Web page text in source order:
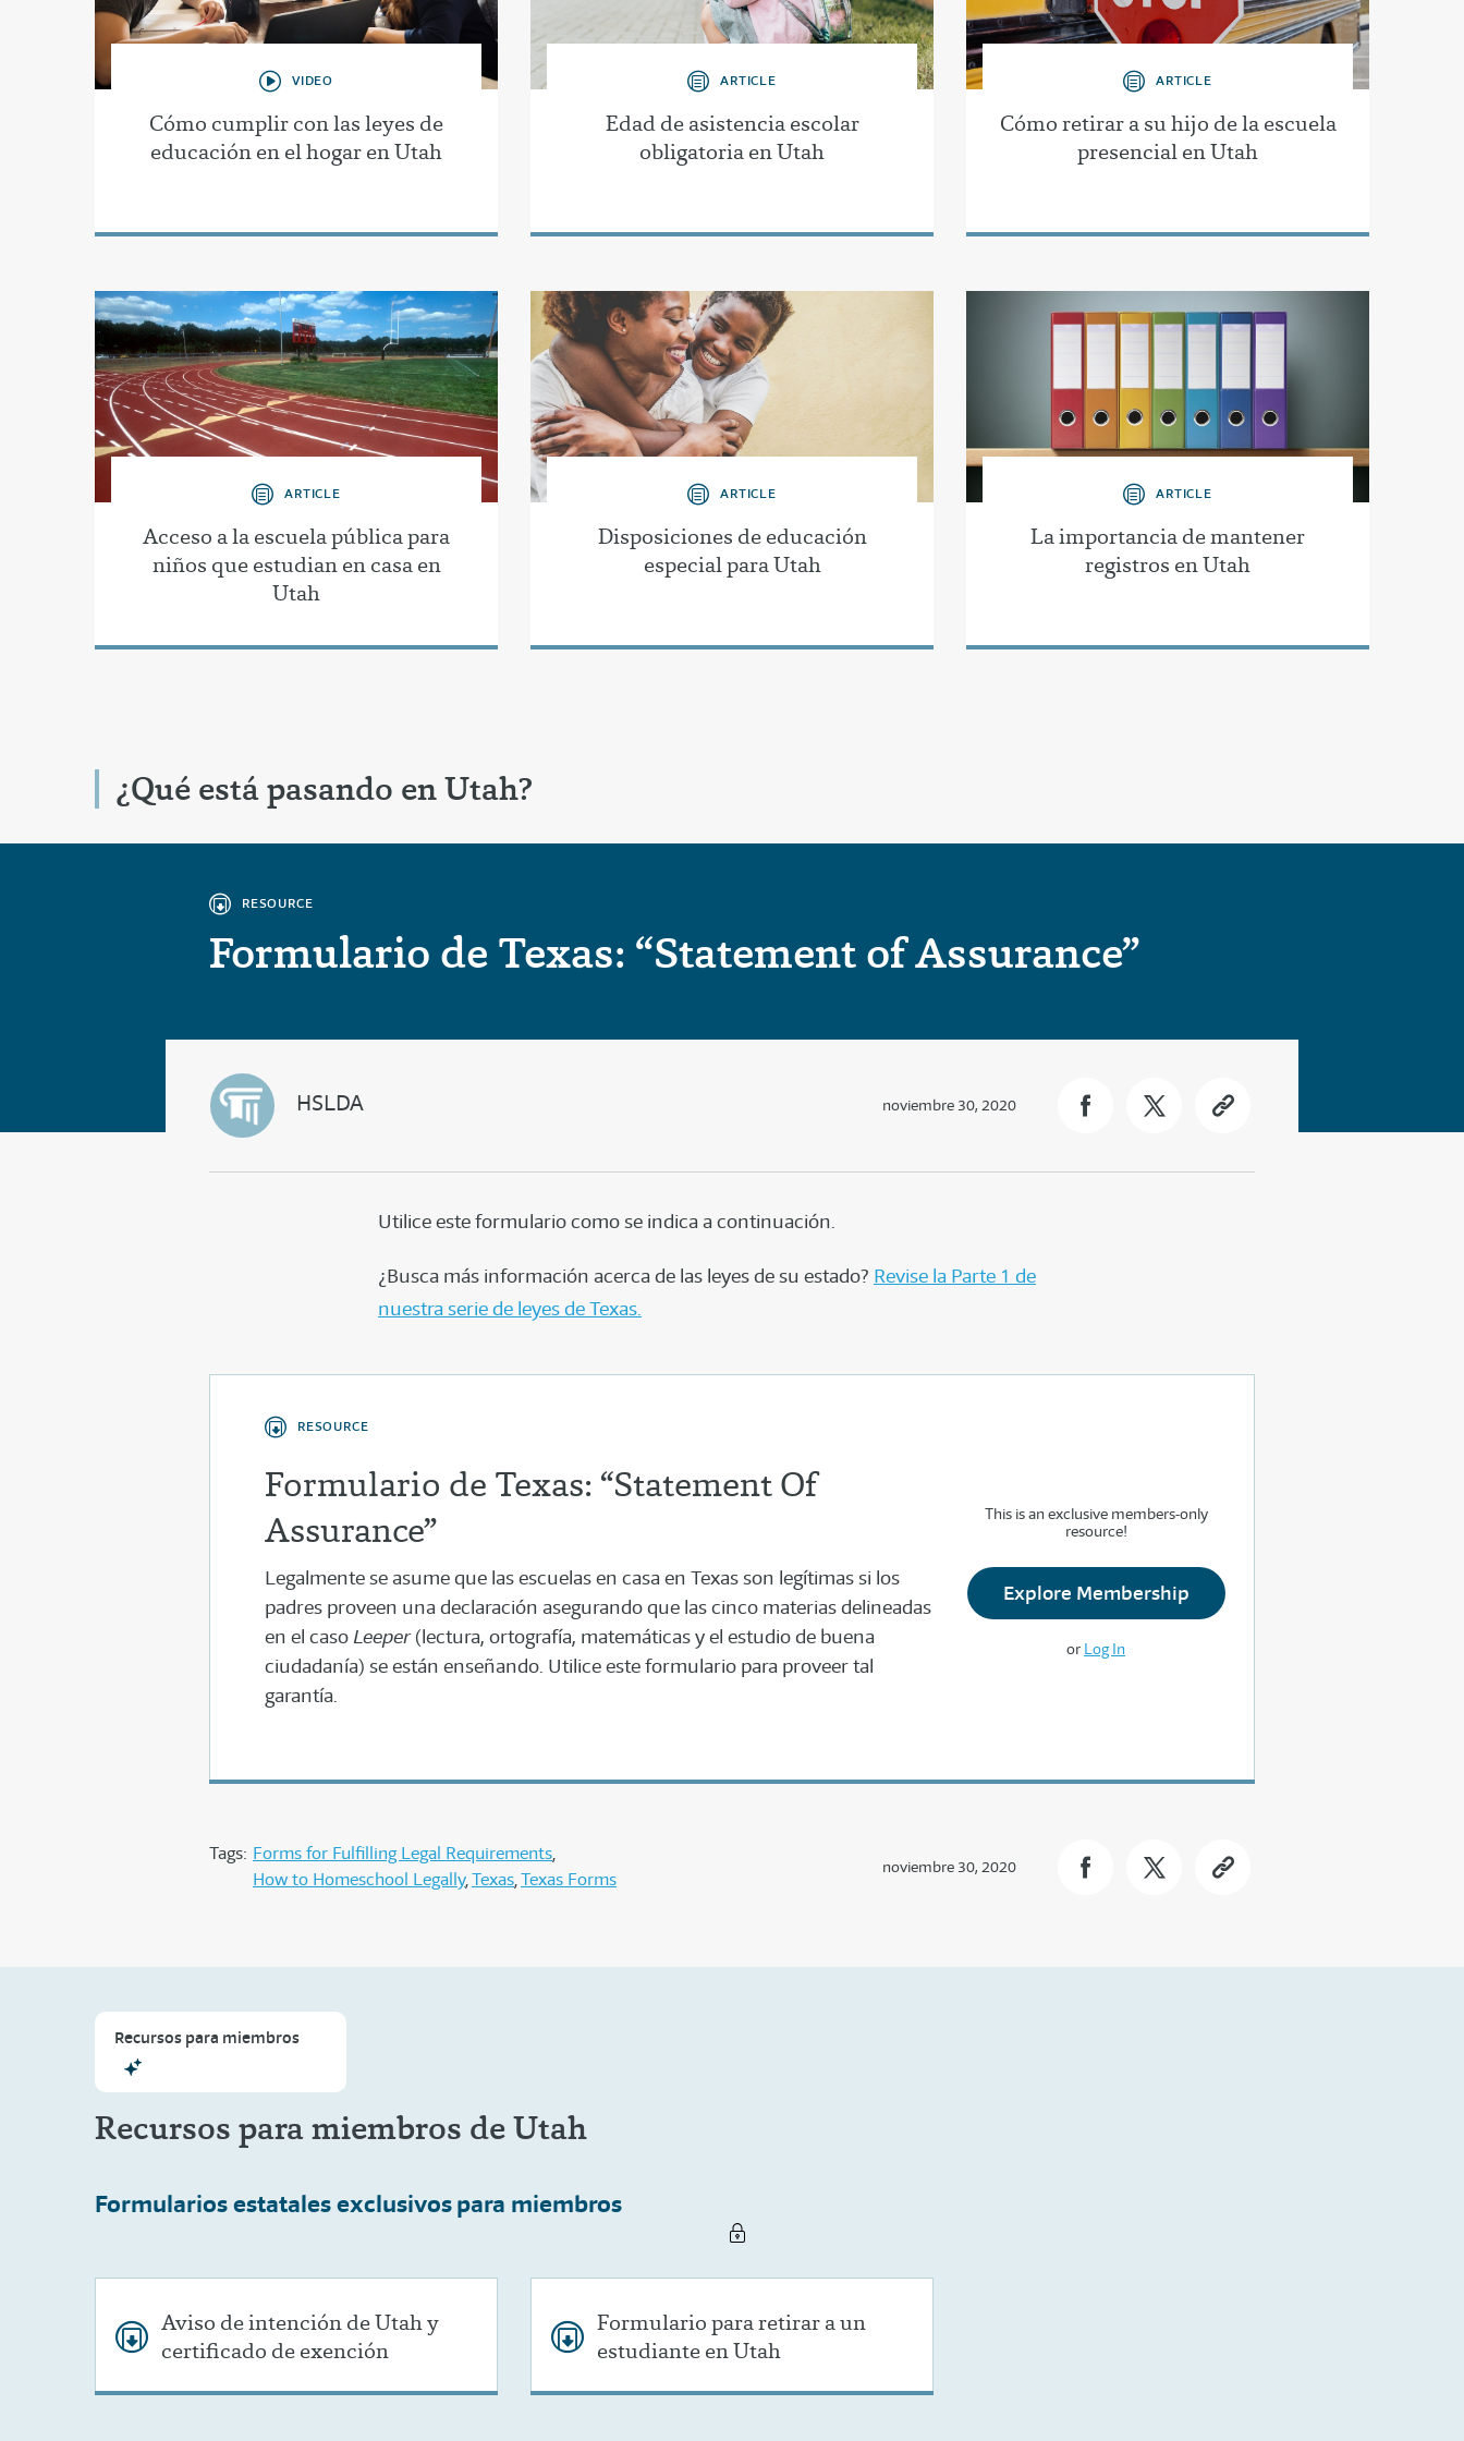
VIDEO
Cómo cumplir con las leyes de
educación en el hogar en Utah
ARTICLE
Edad de asistencia escolar
obligatoria en Utah
ARTICLE
Cómo retirar a su hijo de la escuela
presencial en Utah
ARTICLE
Acceso a la escuela pública para
niños que estudian en casa en
Utah
ARTICLE
Disposiciones de educación
especial para Utah
ARTICLE
La importancia de mantener
registros en Utah
¿Qué está pasando en Utah?
RESOURCE
Formulario de Texas: “Statement of Assurance”
HSLDA noviembre 30, 2020
Utilice este formulario como se indica a continuación.
¿Busca más información acerca de las leyes de su estado? Revise la Parte 1 de
nuestra serie de leyes de Texas.
RESOURCE
Formulario de Texas: “Statement Of
Assurance”
Legalmente se asume que las escuelas en casa en Texas son legítimas si los
padres proveen una declaración asegurando que las cinco materias delineadas
en el caso Leeper(lectura, ortografía, matemáticas y el estudio de buena
ciudadanía) se están enseñando. Utilice este formulario para proveer tal
garantía.
This is an exclusive members-only
resource!
Explore Membership
or Log In
Tags: Forms for Fulfilling Legal Requirements
How to Homeschool Legally Texas Texas Forms
noviembre 30, 2020
Recursos para miembros
Recursos para miembros de Utah
Formularios estatales exclusivospara miembros
Aviso de intención de Utah y
certificado de exención
Formulario para retirar a un
estudiante en Utah